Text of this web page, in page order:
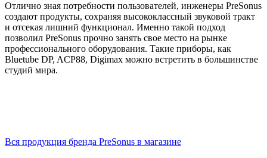
Отлично зная потребности пользователей, инженеры PreSonus
создают продукты, сохраняя высококлассный звуковой тракт
и отсекая лишний функционал. Именно такой подход
позволил PreSonus прочно занять свое место на рынке
профессионального оборудования. Такие приборы, как
Bluetube DP, ACP88, Digimax можно встретить в большинстве
студий мира.
Вся продукция бренда PreSonus в магазине